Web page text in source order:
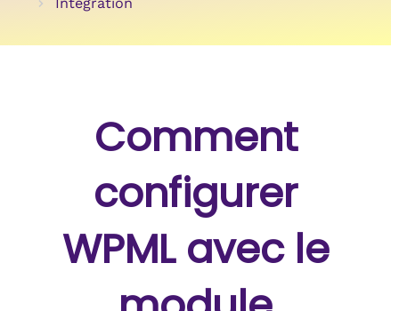
Comment
configurer
WPML avec le